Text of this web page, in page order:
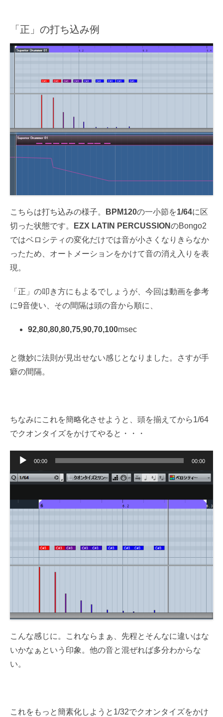
「正」の打ち込み例
こちらは打ち込みの様子。 BPM120の一小節を1/64に区
切った状態です。
EZX LATIN PERCUSSIONのBongo2
ではベロシティの変化だけでは音が小さくなりきらなか
ったため、オートメーションをかけて音の消え入りを表
現。
「正」の叩き方にもよるでしょうが、今回は動画を参考
に9音使い、その間隔は頭の音から順に、
92,80,80,80,75,90,70,100msec
と微妙に法則が見出せない感じとなりました。さすが手
癖の間隔。
ちなみにこれを簡略化させようと、頭を揃えてから1/64
でクオンタイズをかけてやると・・・
プ
レ
00:00 00:00
こんな感じに。これならまぁ、先程とそんなに違いはな
いかなぁという印象。他の音と混ぜれば多分わからな
い。
これをもっと簡素化しようと1/32でクオンタイズをかけ